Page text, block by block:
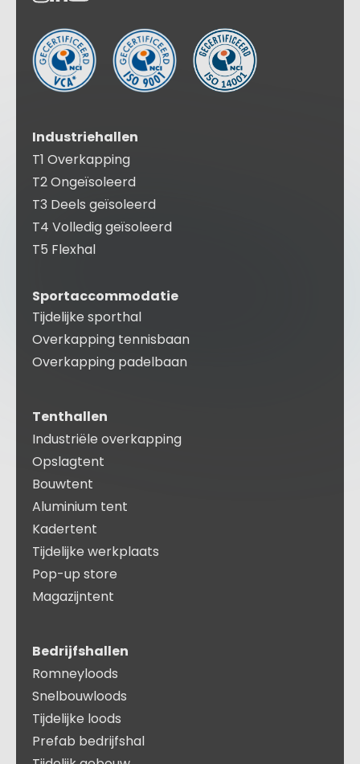
Industriehallen
T1 Overkapping
T2 Ongeïsoleerd
T3 Deels geïsoleerd
T4 Volledig geïsoleerd
T5 Flexhal
Sportaccommodatie
Tijdelijke sporthal
Overkapping tennisbaan
Overkapping padelbaan
Tenthallen
Industriële overkapping
Opslagtent
Bouwtent
Aluminium tent
Kadertent
Tijdelijke werkplaats
Pop-up store
Magazijntent
Bedrijfshallen
Romneyloods
Snelbouwloods
Tijdelijke loods
Prefab bedrijfshal